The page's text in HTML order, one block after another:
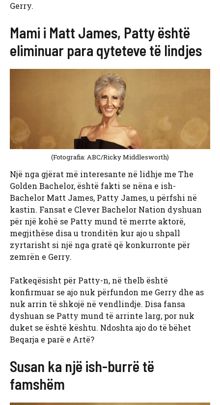
Gerry.
Mami i Matt James, Patty është
eliminuar para qyteteve të lindjes
(Fotografia: ABC/Ricky Middlesworth)
Një nga gjërat më interesante në lidhje me The
Golden Bachelor, është fakti se nëna e ish-
Bachelor Matt James, Patty James, u përfshi në
kastin. Fansat e Clever Bachelor Nation dyshuan
për një kohë se Patty mund të merrte aktorë,
megjithëse disa u tronditën kur ajo u shpall
zyrtarisht si një nga gratë që konkurronte për
zemrën e Gerry.
Fatkeqësisht për Patty-n, në thelb është
konfirmuar se ajo nuk përfundon me Gerry dhe as
nuk arrin të shkojë në vendlindje. Disa fansa
dyshuan se Patty mund të arrinte larg, por nuk
duket se është kështu. Ndoshta ajo do të bëhet
Beqarja e parë e Artë?
Susan ka një ish-burrë të
famshëm